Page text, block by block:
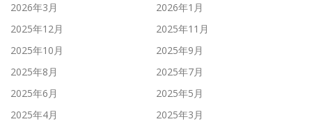
2026年3月
2026年1月
2025年12月
2025年11月
2025年10月
2025年9月
2025年8月
2025年7月
2025年6月
2025年5月
2025年4月
2025年3月